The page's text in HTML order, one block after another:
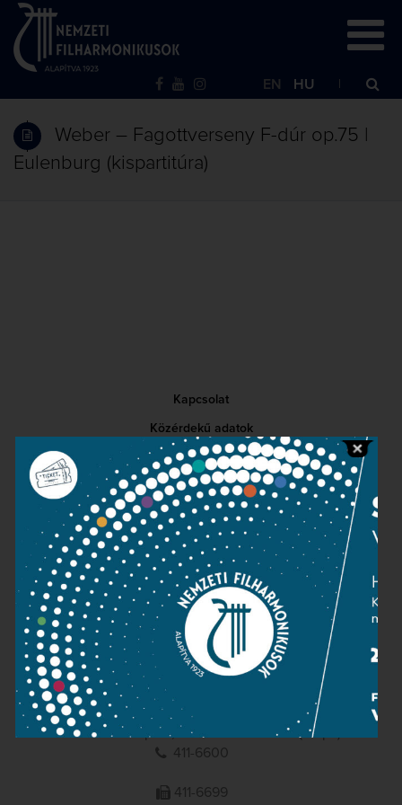
EN HU
Weber – Fagottverseny F-dúr op.75 |
Eulenburg (kispartitúra)
Kapcsolat
Közérdekű adatok
Sajtószoba
Adatvédelem
Impresszum
NEMZETI
FILHARMONIKUSOK
1095 Budapest, Komor Marcell u. 1. (Müpa)
411-6600
411-6699